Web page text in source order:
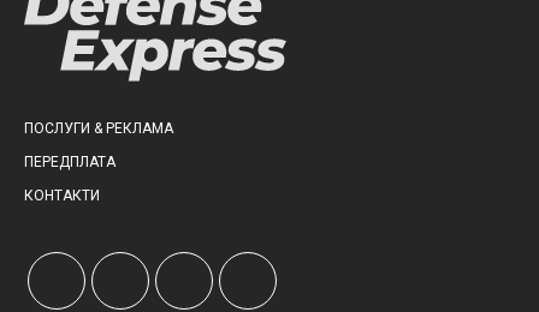
ПОСЛУГИ & РЕКЛАМА
ПЕРЕДПЛАТА
КОНТАКТИ